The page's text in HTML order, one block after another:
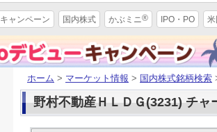
キャンペーン 国内株式 かぶミニ® IPO・PO
ホーム > マーケット情報 > 国内株式銘柄検索
野村不動産ＨＬＤＧ(3231) チャ